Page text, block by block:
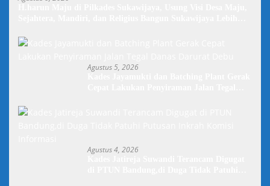
Agustus 5, 2026
Agustus 4, 2026